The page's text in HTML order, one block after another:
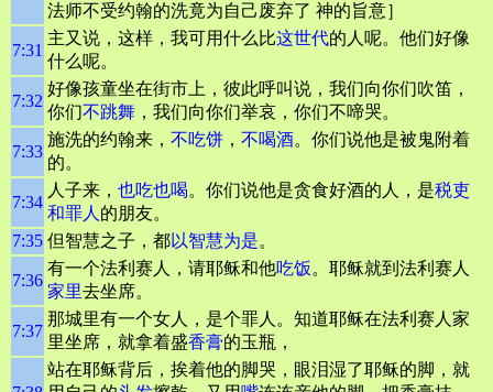
法师不受约翰的洗竟为自己废弃了 神的旨意］
7:31
主又说，这样，我可用什么比这世代的人呢。他们好像
什么呢。
7:32
好像孩童坐在街市上，彼此呼叫说，我们向你们吹笛，
你们不跳舞 ，我们向你们举哀，你们不啼哭。
7:33
施洗的约翰来， 不吃饼 ， 不喝酒。你们说他是被鬼附着
的。
7:34
人子来， 也吃也喝。你们说他是贪食好酒的人，是税吏
和罪人 的朋友。
7:35 但智慧之子，都以智慧为是。
7:36
有一个法利赛人，请耶稣和他吃饭。耶稣就到法利赛人
家里去坐席。
7:37
那城里有一个女人，是个罪人。知道耶稣在法利赛人家
里坐席，就拿着盛香膏的玉瓶，
站在耶稣背后，挨着他的脚哭，眼泪湿了耶稣的脚，就